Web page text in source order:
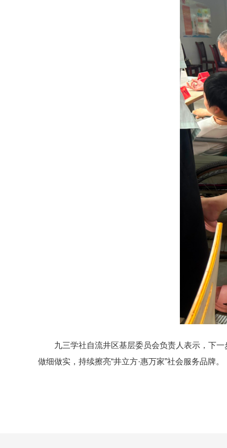
九三学社自流井区基层委员会负责人表示，下
做细做实，持续擦亮“井立方·惠万家”社会服务品牌。